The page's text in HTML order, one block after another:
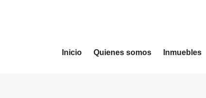
Inicio Quienes somos Inmuebles